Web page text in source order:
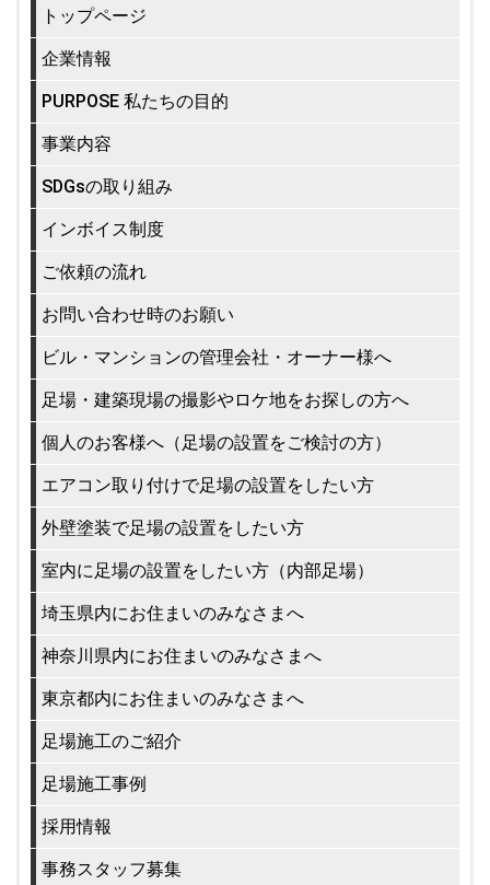
トップページ
企業情報
PURPOSE 私たちの目的
事業内容
SDGsの取り組み
インボイス制度
ご依頼の流れ
お問い合わせ時のお願い
ビル・マンションの管理会社・オーナー様へ
足場・建築現場の撮影やロケ地をお探しの方へ
個人のお客様へ（足場の設置をご検討の方）
エアコン取り付けで足場の設置をしたい方
外壁塗装で足場の設置をしたい方
室内に足場の設置をしたい方（内部足場）
埼玉県内にお住まいのみなさまへ
神奈川県内にお住まいのみなさまへ
東京都内にお住まいのみなさまへ
足場施工のご紹介
足場施工事例
採用情報
事務スタッフ募集